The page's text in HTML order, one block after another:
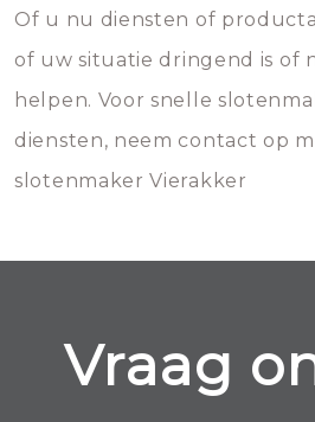
Of u nu diensten of
of uw situatie dringend is of
helpen. Voor snelle
diensten, neem contact op
slotenmaker Vierakker
Vraag